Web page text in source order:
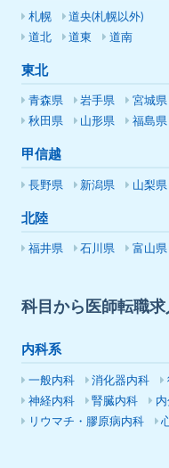
札幌
道央(札幌以外)
道北
道東 道南
東北
青森県 岩手県
宮城県
秋田県
山形県 福島県
甲信越
長野県 新潟県 山梨県
北陸
福井県 石川県 富山県
科目から医師転職
内科系
一般内科 消化器内科
神経内科
腎臓内科
リウマチ・膠原病内科